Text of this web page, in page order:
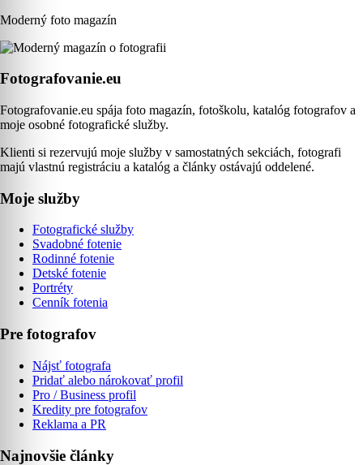
Moderný foto magazín
Fotografovanie.eu
Fotografovanie.eu spája foto magazín, fotoškolu, katalóg fotografov a
moje osobné fotografické služby.
Klienti si rezervujú moje služby v samostatných sekciách, fotografi
majú vlastnú registráciu a katalóg a články ostávajú oddelené.
Moje služby
Fotografické služby
Svadobné fotenie
Rodinné fotenie
Detské fotenie
Portréty
Cenník fotenia
Pre fotografov
Nájsť fotografa
Pridať alebo nárokovať profil
Pro / Business profil
Kredity pre fotografov
Reklama a PR
Najnovšie články